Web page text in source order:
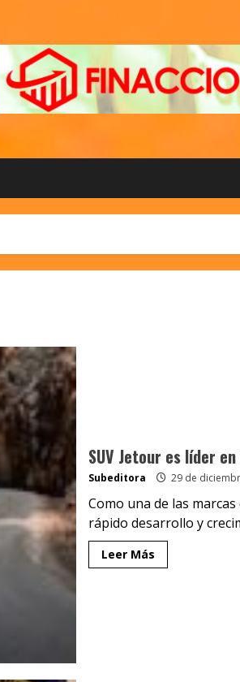
SUV Jetour es líder
Subeditora 29 de
Como una de las
rápido desarrollo y
Leer Más